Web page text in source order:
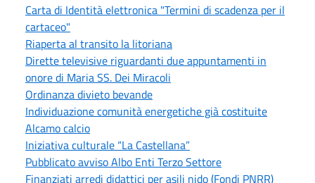
Carta di Identità elettronica "Termini di scadenza per il
cartaceo"
Riaperta al transito la litoriana
Dirette televisive riguardanti due appuntamenti in
onore di Maria SS. Dei Miracoli
Ordinanza divieto bevande
Individuazione comunità energetiche già costituite
Alcamo calcio
Iniziativa culturale “La Castellana”
Pubblicato avviso Albo Enti Terzo Settore
Finanziati arredi didattici per asili nido (Fondi PNRR)